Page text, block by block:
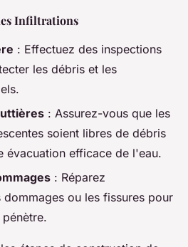
Infiltrations
: Effectuez des inspections
les débris et les
: Assurez-vous que les
soient libres de débris
évacuation efficace de l'eau.
: Réparez
dommages ou les fissures pour